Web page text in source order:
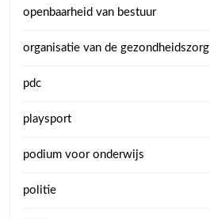
openbaarheid van bestuur
organisatie van de gezondheidszorg
pdc
playsport
podium voor onderwijs
politie